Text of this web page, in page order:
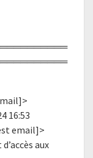
16:53
email]>
aux